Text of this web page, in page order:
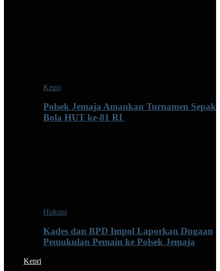
Kepri
Polsek Jemaja Amankan Turnamen Sepak
Bola HUT ke-81 RI ‎
Hukum
Kades dan BPD Impol Laporkan Dugaan
Pemukulan Pemain ke Polsek Jemaja
Kepri